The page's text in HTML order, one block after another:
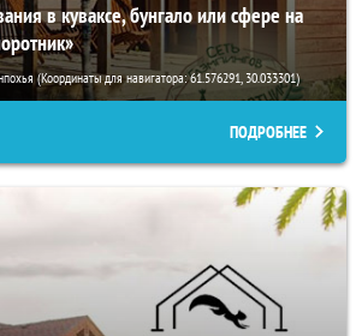
в куваксе, бунгало или сфере на
(Координаты для навигатора: 61.576291, 30.033301)
ПОДРОБНЕЕ